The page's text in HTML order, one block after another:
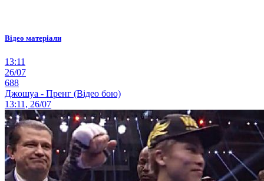
Відео матеріали
13:11
26/07
688
Джошуа - Пренг (Відео бою)
13:11, 26/07